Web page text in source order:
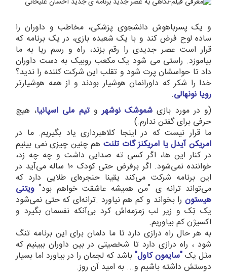
و یک پسرباهوش دانشجوی پزشکی، مخاطب و داوران را
ساده لوح فرض کند و با یک شعبده بازی، در یک برنامه که
قرار است عصر جدیدی را رقم بزند، راه و رسم ریا به ما
بیاموزد. راستی می شود یک مکعب روبیک به دست داوران
داد تا حواسشان پرت شود و تقلب این شرکت کننده را ندید؟
خدا را شکر که داورانمان هوشیار بودند و از همه هوشیار‌تر
رویا نونهالی.
(و در مورد بازی شموشک نوشهروتیم ملی اسپانیا، هیچ
حرفی برای گفتن ندارم.)
ما قرار نیست که در اینجا کلاهبرداری یاد بگیریم. ما در
امریکن آیدل یا امریکنز گات تلنت هم چنین چیزی نمی بینیم
در کنار این ها، اگر کسی ته صدایی داشت و چه چه زد،
خواننده نمی‌شود. اگر برفرض حتی کودک ۱۰ ساله می‌آید در
این برنامه شرکت می‌کند یقینا حنجره‌ای طلایی دارد که
می‌تواند ترانه ی "من همیشه عاشقت خواهم بود"ویتنی
هیستون را بخواند و کم هم نیاورد .ترانه‌ای که حتی نمی‌شود
یک تِک و زیر لب زمزمه‌اش کرد بی‌آنکه نفسمان بگیرد و
اکسیژن کم بیاوریم.
به هر حال راه درازی دارد تا ما دلمان برای این برنامه تنگ
شود ، راه درازی دارد تا شخصیتی در بین داوران ببینیم که
مثل یک"سایمون کاول"باشد که لجمان را در بیاورد اما بسیار
دوستش داشته باشیم و... به امید آن روز.